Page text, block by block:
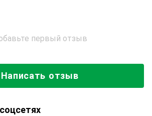
первый отзыв
Написать отзыв